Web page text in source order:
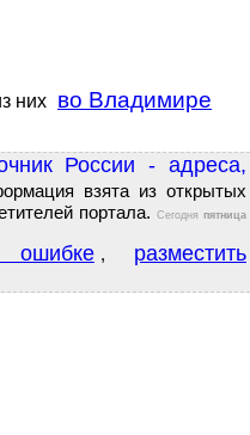
них во Владимире
России - адреса,
взята из открытых
портала. Сегодняпятница
ошибке ,
разместить